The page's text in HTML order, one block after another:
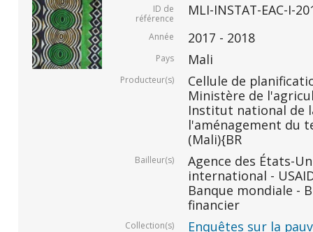
ID de
référence
MLI-INSTAT-EAC-I-
Année 2017 - 2018
Pays Mali
Producteur(s)
Cellule de
Ministère de
Institut national de
l'aménagement du
(Mali){BR
Bailleur(s)
Agence des États-
international -
Banque mondiale -
financier
Collection(s) Enquêtes sur la